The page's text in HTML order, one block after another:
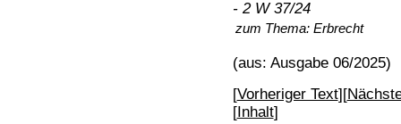
- 2 W 37/24
zum Thema: Erbrecht
(aus: Ausgabe 06/2025)
[Vorheriger Text][
[Inhalt]